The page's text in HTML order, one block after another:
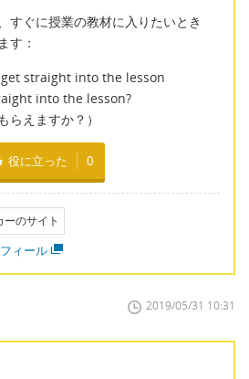
すぐに授業の教材に入りたいとき
す：
straight into the lesson
into the lesson?
らえますか？）
役に立った 0
ーのサイト
ィール
2019/05/31 10:31